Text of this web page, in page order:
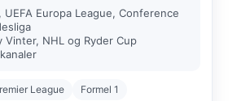
UEFA Europa League, Conference
Vinter, NHL og Ryder Cup
League Formel 1